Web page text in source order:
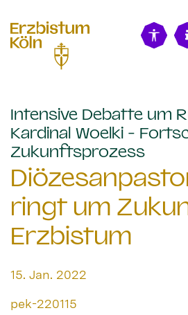
Intensive Debatte um
Kardinal Woelki -
Zukunftsprozess:
ringt um
Erzbistum
Datum:
15. Jan. 2022
Von:
pek-220115